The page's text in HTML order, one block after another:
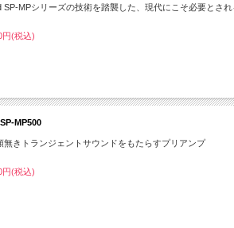
SP-MPシリーズの技術を踏襲した、現代にこそ必要とされ
円(税込)
MP500
無きトランジェントサウンドをもたらすプリアンプ
円(税込)